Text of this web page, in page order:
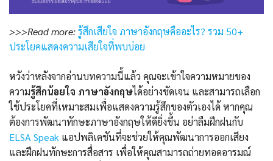
>>>Read more:รู้สึกเสียใจ ภาษาอังกฤษคืออะไร? รวม 50+
ประโยคแสดงความเสียใจที่พบบ่อย
หวังว่าหลังจากอ่านบทความนี้แล้ว คุณจะเข้าใจความหมายของ
ความรู้สึกน้อยใจ ภาษาอังกฤษได้อย่างชัดเจน และสามารถเลือก
ใช้ประโยคที่เหมาะสมเพื่อแสดงความรู้สึกของตัวเองได้ หากคุณ
ต้องการพัฒนาทักษะภาษาอังกฤษให้ดียิ่งขึ้น อย่าลืมฝึกฝนกับ
ELSA Speak แอปพลิเคชันที่จะช่วยให้คุณพัฒนาการออกเสียง
และฝึกฝนทักษะการสื่อสาร เพื่อให้คุณสามารถถ่ายทอดอารมณ์